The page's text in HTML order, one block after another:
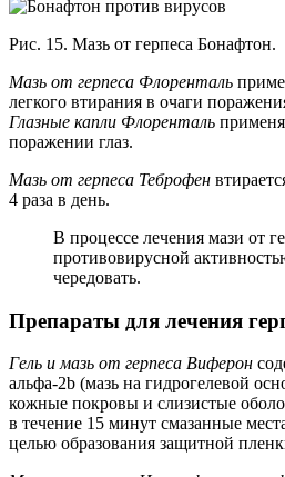
Рис. 15. Мазь от герпеса Бонафтон.
Мазь от герпеса Флоренталь
легкого втирания в очаги
Глазные капли Флоренталь
поражении глаз.
Мазь от герпеса Теброфен
4 раза в день.
В процессе лечения мази от
противовирусной
чередовать.
Препараты для лечения
Гель и мазь от герпеса Виферон
альфа-2b (мазь на гидрогелевой
кожные покровы и слизистые
в течение 15 минут смазанные
целью образования защитной